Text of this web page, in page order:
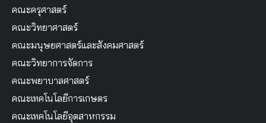
คณะครุศาสตร์
คณะวิทยาศาสตร์
คณะมนุษยศาสตร์และสังคมศาสตร์
คณะวิทยาการจัดการ
คณะพยาบาลศาสตร์
คณะเทคโนโลยีการเกษตร
คณะเทคโนโลยีอุตสาหกรรม